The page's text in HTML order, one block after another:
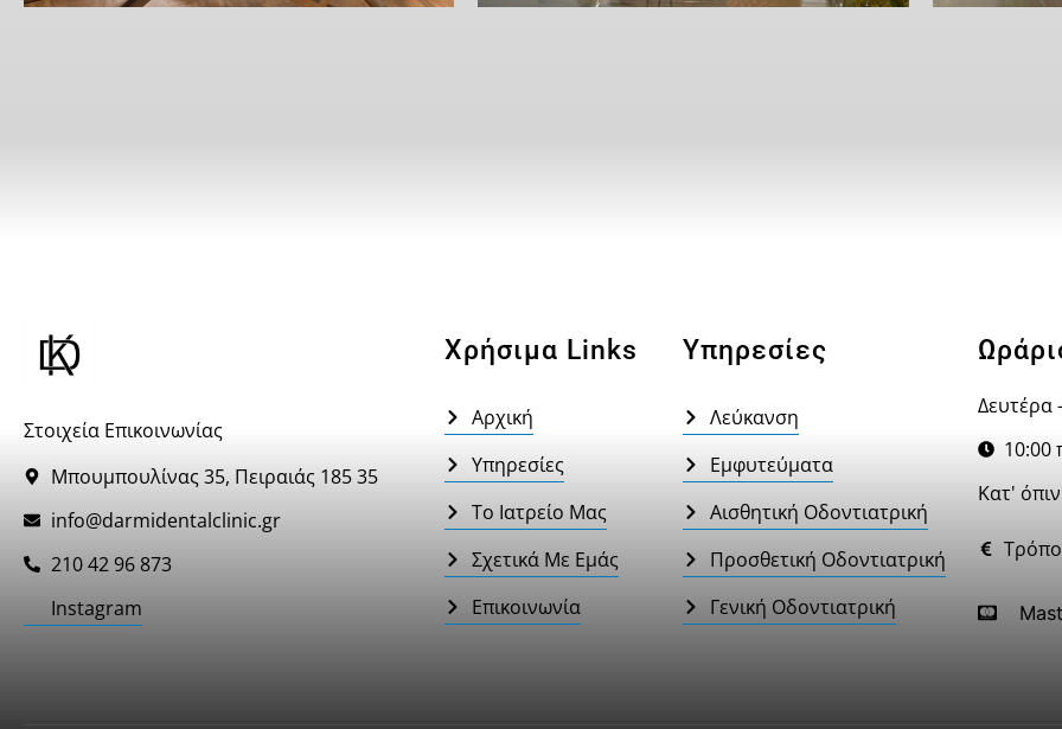
Στοιχεία Επικοινωνίας
Μπουμπουλίνας 35, Πειραιάς 185 35
info@darmidentalclinic.gr
210 42 96 873
Instagram
Χρήσιμα Links
Αρχική
Υπηρεσίες
Το Ιατρείο Μας
Σχετικά Με Εμάς
Επικοινωνία
Υπηρεσίες
Λεύκανση
Εμφυτεύματα
Αισθητική Οδοντιατρική
Προσθετική Οδοντιατρική
Γενική Οδοντιατρική
Δευτέρα
10:00
Κατ'